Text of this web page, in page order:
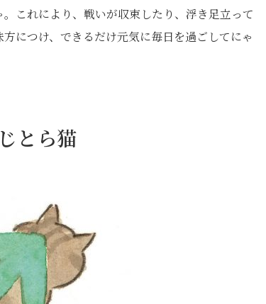
これにより、戦いが収束したり、浮き足立って
につけ、できるだけ元気に毎日を過ごしてにゃ
とら猫